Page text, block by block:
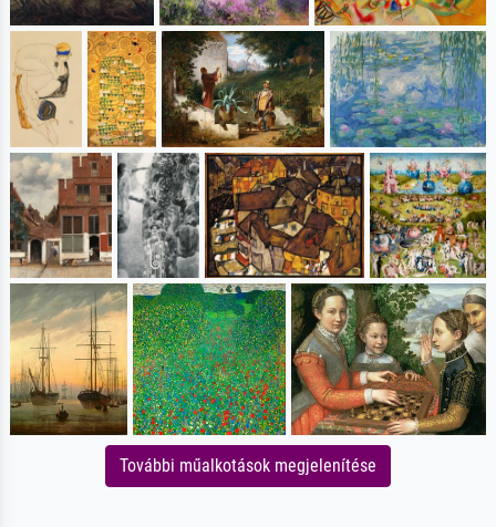
További műalkotások megjelenítése